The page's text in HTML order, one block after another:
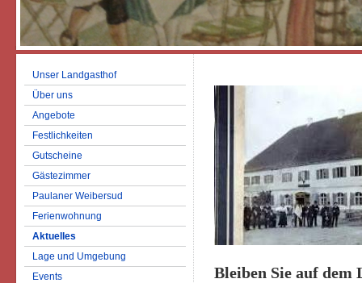
Unser Landgasthof
Über uns
Angebote
Festlichkeiten
Gutscheine
Gästezimmer
Paulaner Weibersud
Ferienwohnung
Aktuelles
Lage und Umgebung
Events
Bleiben Sie auf dem